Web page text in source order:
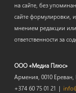
на сайте, без
сайте формулировки,
мнением редакции или
ответственности за
ООО «Медиа Плюс»
Армения, 0010 Ереван,
+374 60 75 01 21 |